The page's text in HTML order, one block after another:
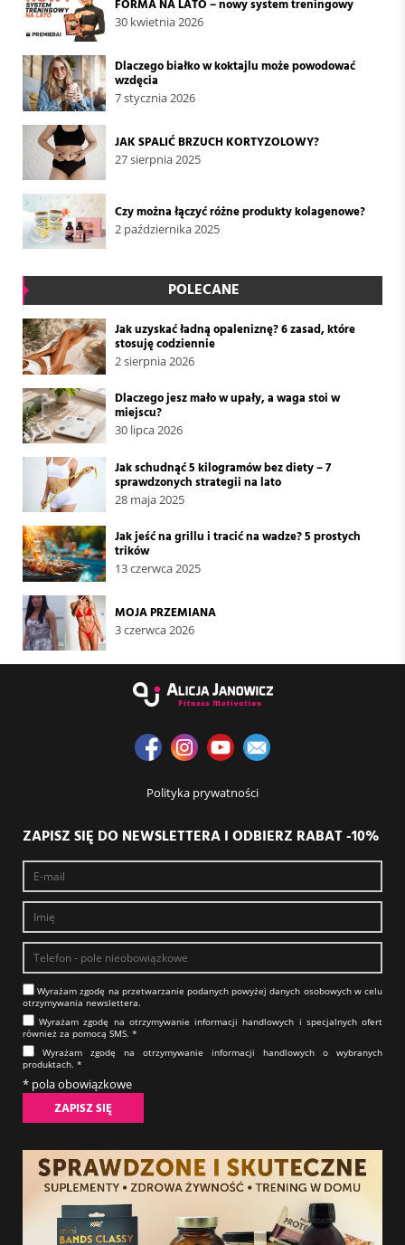
FORMA NA LATO – nowy system treningowy
30 kwietnia 2026
Dlaczego białko w koktajlu może powodować
wzdęcia
7 stycznia 2026
JAK SPALIĆ BRZUCH KORTYZOLOWY?
27 sierpnia 2025
Czy można łączyć różne produkty kolagenowe?
2 października 2025
POLECANE
Jak uzyskać ładną opaleniznę? 6 zasad, które
stosuję codziennie
2 sierpnia 2026
Dlaczego jesz mało w upały, a waga stoi w
miejscu?
30 lipca 2026
Jak schudnąć 5 kilogramów bez diety – 7
sprawdzonych strategii na lato
28 maja 2025
Jak jeść na grillu i tracić na wadze? 5 prostych
trików
13 czerwca 2025
MOJA PRZEMIANA
3 czerwca 2026
Polityka prywatności
ZAPISZ SIĘ DO NEWSLETTERA I ODBIERZ RABAT -10%
Wyrażam zgodę na prze­twa­rza­nie po­da­nych powyżej danych osobowych w celu
otrzy­my­wa­nia new­slet­tera.​​​​​​​
Wyrażam zgodę na otrzy­my­wa­nie in­for­ma­cji han­dlo­wych i specjalnych ofert
również za pomocą SMS.​​​​​​​ *
Wyrażam zgodę na otrzy­my­wa­nie in­for­ma­cji han­dlo­wych o wybranych
produktach.​​​​​​​ *
* pola obowiązkowe